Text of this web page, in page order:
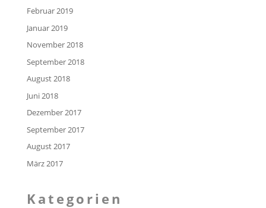
Februar 2019
Januar 2019
November 2018
September 2018
August 2018
Juni 2018
Dezember 2017
September 2017
August 2017
März 2017
Kategorien